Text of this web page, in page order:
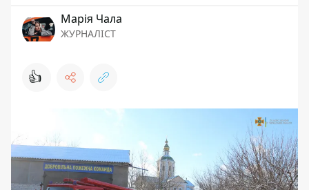
Марія Чала
ЖУРНАЛІСТ
👍